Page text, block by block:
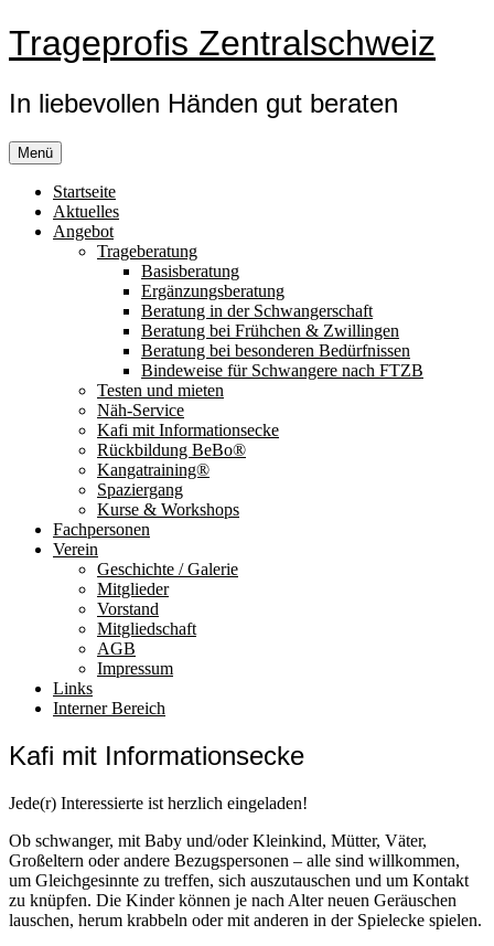
Zum
Inhalt
Trageprofis Zentralschweiz
In liebevollen Händen gut beraten
Menü
Startseite
Aktuelles
Angebot
Trageberatung
Basisberatung
Ergänzungsberatung
Beratung in der Schwangerschaft
Beratung bei Frühchen & Zwillingen
Beratung bei besonderen Bedürfnissen
Bindeweise für Schwangere nach FTZB
Testen und mieten
Näh-Service
Kafi mit Informationsecke
Rückbildung BeBo®
Kangatraining®
Spaziergang
Kurse & Workshops
Fachpersonen
Verein
Geschichte / Galerie
Mitglieder
Vorstand
Mitgliedschaft
AGB
Impressum
Links
Interner Bereich
Kafi mit Informationsecke
Jede(r) Interessierte ist herzlich eingeladen!
Ob schwanger, mit Baby und/oder Kleinkind, Mütter, Väter,
Großeltern oder andere Bezugspersonen – alle sind willkommen,
um Gleichgesinnte zu treffen, sich auszutauschen und um Kontakt
zu knüpfen. Die Kinder können je nach Alter neuen Geräuschen
lauschen, herum krabbeln oder mit anderen in der Spielecke spielen.